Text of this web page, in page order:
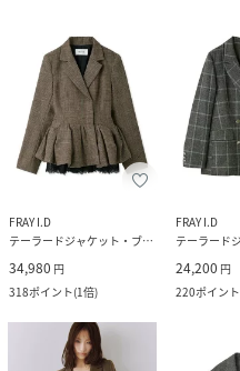
FRAY I.D
テーラードジャケット・ブレザー
34,980 円
318ポイント(1倍)
FRAY I.D
24,200 円
220ポイント